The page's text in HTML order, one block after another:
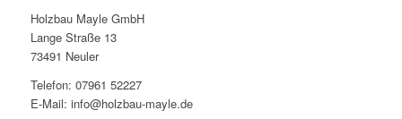
Holzbau Mayle GmbH
Lange Straße 13
73491 Neuler
Telefon: 07961 52227
E-Mail: info@holzbau-mayle.de